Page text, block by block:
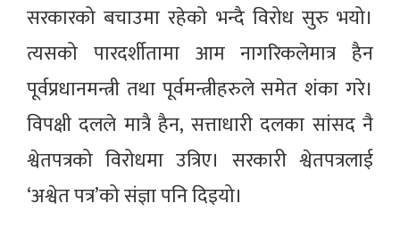
सरकारको बचाउमा रहेको भन्दै विरोध सुरु भयो।
त्यसको पारदर्शीतामा आम नागरिकलेमात्र हैन
पूर्वप्रधानमन्त्री तथा पूर्वमन्त्रीहरुले समेत शंका गरे।
विपक्षी दलले मात्रै हैन, सत्ताधारी दलका सांसद नै
श्वेतपत्रको विरोधमा उत्रिए। सरकारी श्वेतपत्रलाई
‘अश्वेत पत्र’को संज्ञा पनि दिइयो।